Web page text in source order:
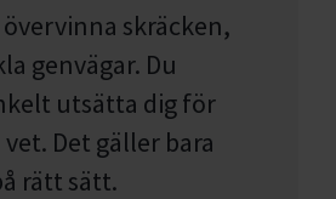
skräcken,
genvägar. Du
utsätta dig för
Det gäller bara
rätt sätt.